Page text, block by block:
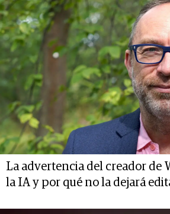
La advertencia del creador de
la IA y por qué no la dejará